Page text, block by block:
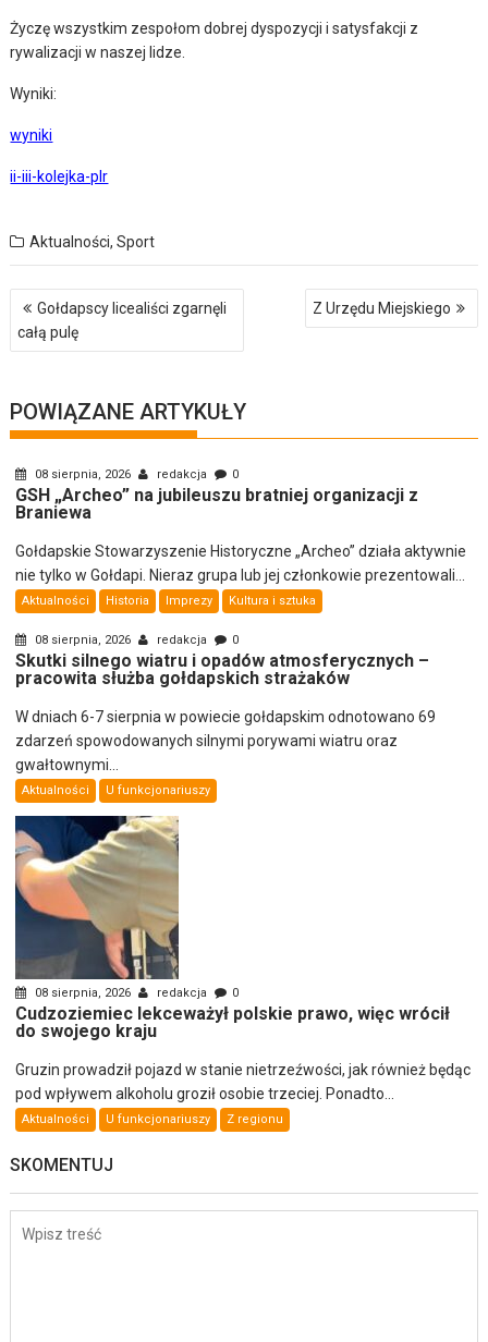
Życzę wszystkim zespołom dobrej dyspozycji i satysfakcji z
rywalizacji w naszej lidze.
Wyniki:
wyniki
ii-iii-kolejka-plr
Aktualności,Sport
Nawigacja
wpisu
Gołdapscy licealiści zgarnęli
całą pulę
Z Urzędu Miejskiego
POWIĄZANE ARTYKUŁY
08 sierpnia, 2026 redakcja 0
GSH „Archeo” na jubileuszu bratniej organizacji z
Braniewa
Gołdapskie Stowarzyszenie Historyczne „Archeo” działa aktywnie
nie tylko w Gołdapi. Nieraz grupa lub jej członkowie prezentowali...
Aktualności Historia Imprezy Kultura i sztuka
08 sierpnia, 2026 redakcja 0
Skutki silnego wiatru i opadów atmosferycznych –
pracowita służba gołdapskich strażaków
W dniach 6-7 sierpnia w powiecie gołdapskim odnotowano 69
zdarzeń spowodowanych silnymi porywami wiatru oraz
gwałtownymi...
Aktualności U funkcjonariuszy
08 sierpnia, 2026 redakcja 0
Cudzoziemiec lekceważył polskie prawo, więc wrócił
do swojego kraju
Gruzin prowadził pojazd w stanie nietrzeźwości, jak również będąc
pod wpływem alkoholu groził osobie trzeciej. Ponadto...
Aktualności U funkcjonariuszy Z regionu
SKOMENTUJ